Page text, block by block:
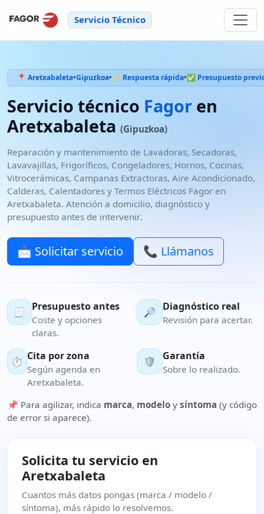
Servicio Técnico
📍 Aretxabaleta•Gipuzkoa•⚡ Respuesta rápida•✅ Presupuesto
Servicio técnico Fagor en
Aretxabaleta (Gipuzkoa)
Reparación y mantenimiento de Lavadoras, Secadoras,
Lavavajillas, Frigoríficos, Congeladores, Hornos, Cocinas,
Vitrocerámicas, Campanas Extractoras, Aire Acondicionado,
Calderas, Calentadores y Termos Eléctricos Fagor en
Aretxabaleta. Atención a domicilio, diagnóstico y
presupuesto antes de intervenir.
📩 Solicitar servicio 📞 Llámanos
🧾 Presupuesto antes
Coste y opciones
claras.
🔎 Diagnóstico real
Revisión para acertar.
⏱️ Cita por zona
Según agenda en
Aretxabaleta.
🛡️ Garantía
Sobre lo realizado.
📌 Para agilizar, indica marca, modelo y síntoma (y código
de error si aparece).
Solicita tu servicio en
Aretxabaleta
Cuantos más datos pongas (marca / modelo /
síntoma), más rápido lo resolvemos.